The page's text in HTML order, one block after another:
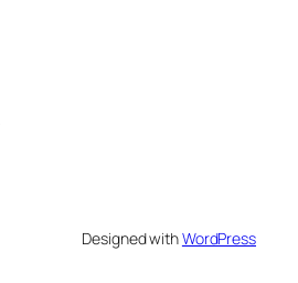
Designed withWordPress